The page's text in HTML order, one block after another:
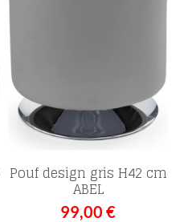
Pouf design gris H42 cm
ABEL
99,00 €